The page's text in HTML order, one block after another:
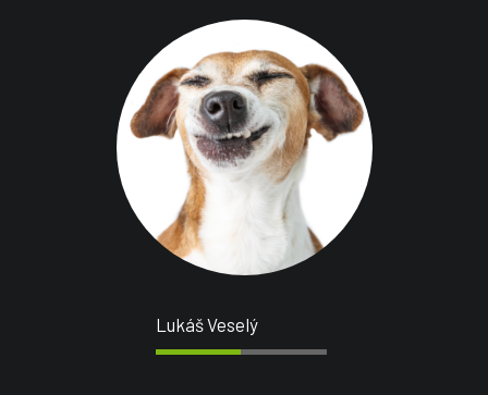
Lukáš Veselý